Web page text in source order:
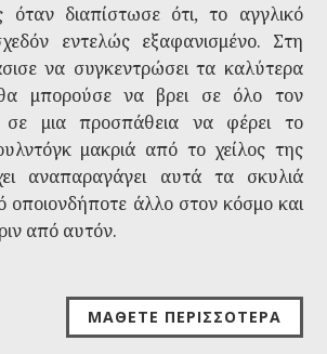
όταν διαπίστωσε ότι, το αγγλικό
εντελώς εξαφανισμένο. Στη
να συγκεντρώσει τα καλύτερα
μπορούσε να βρει σε όλο τον
σε μια προσπάθεια να φέρει το
μακριά από το χείλος της
αναπαραγάγει αυτά τα σκυλιά
οποιονδήποτε άλλο στον κόσμο και
από αυτόν.
ΜΆΘΕΤΕ ΠΕΡΙΣΣΌΤΕΡΑ